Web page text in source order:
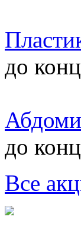
до
до
Все